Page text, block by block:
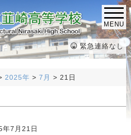
MENU
緊急連絡なし
2025年 > 7月 > 21日
年7月21日